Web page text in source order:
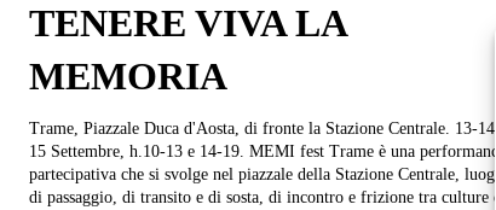
TENERE VIVA LA
MEMORIA
Trame, Piazzale Duca d'Aosta, di fronte la Stazione Centrale. 13-14-
15 Settembre, h.10-13 e 14-19. MEMI fest Trame è una performance
partecipativa che si svolge nel piazzale della Stazione Centrale, luogo
di passaggio, di transito e di sosta, di incontro e frizione tra culture e